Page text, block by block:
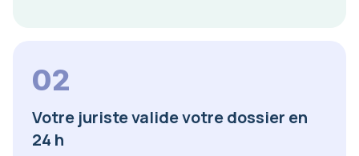
02
Votre juriste valide votre dossier en
24 h